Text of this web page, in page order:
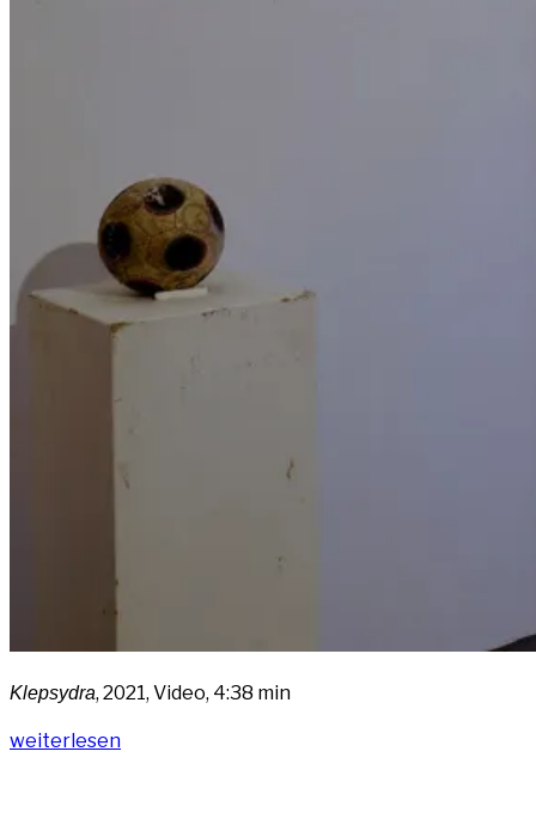
Kle­psy­dra, 2021, Video, 4:38 min
„Kle­
wei­ter­le­sen